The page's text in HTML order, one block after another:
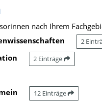
nach Ihrem
2
2 Einträge
12 Einträge